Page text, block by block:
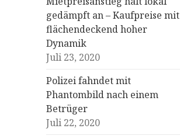
gedämpft an – Kaufpreise mit
flächendeckend hoher
Dynamik
Juli 23, 2020
Polizei fahndet mit
Phantombild nach einem
Betrüger
Juli 22, 2020